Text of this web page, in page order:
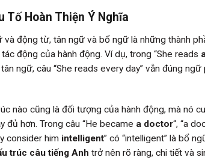
Tố Hoàn Thiện Ý Nghĩa
động từ, tân ngữ và bổ ngữ là những thành
động của hành động. Ví dụ, trong “She reads
ngữ, câu “She reads every day” vẫn đúng
nào cũng là đối tượng của hành động, mà nó
đủ hơn. Trong câu “He became a doctor“, “a
consider him intelligent” có “intelligent” là bổ
trúc câu tiếng Anh trở nên rõ ràng, chi tiết và